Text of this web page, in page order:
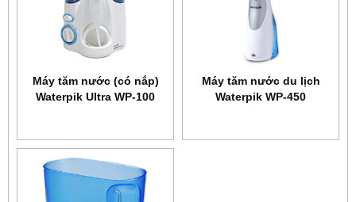
Máy tăm nước (có nắp)
Waterpik Ultra WP-100
Máy tăm nước du lịch
Waterpik WP-450